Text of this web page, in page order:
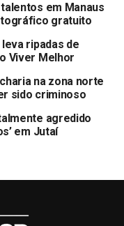
em Manaus
gratuito
ripadas de
Viver Melhor
na zona norte
sido criminoso
agredido
em Jutaí